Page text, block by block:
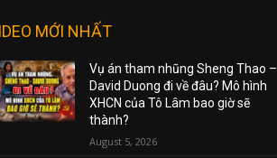
MỚI NHẤT
Vụ án tham nhũng Sheng Thao –
David Duong đi về đâu? Mô hình
XHCN của Tô Lâm bao giờ sẽ
thành?
August 5, 2026